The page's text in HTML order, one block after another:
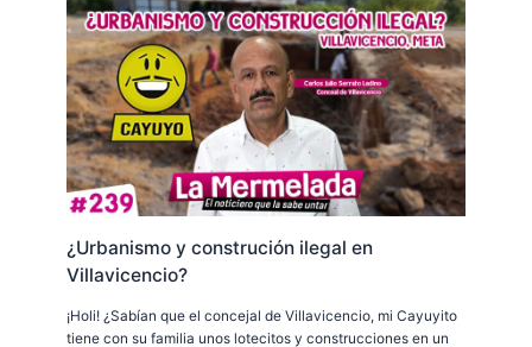
¿Urbanismo y construción ilegal en
Villavicencio?
¡Holi! ¿Sabían que el concejal de Villavicencio, mi Cayuyito
tiene con su familia unos lotecitos y construcciones en un